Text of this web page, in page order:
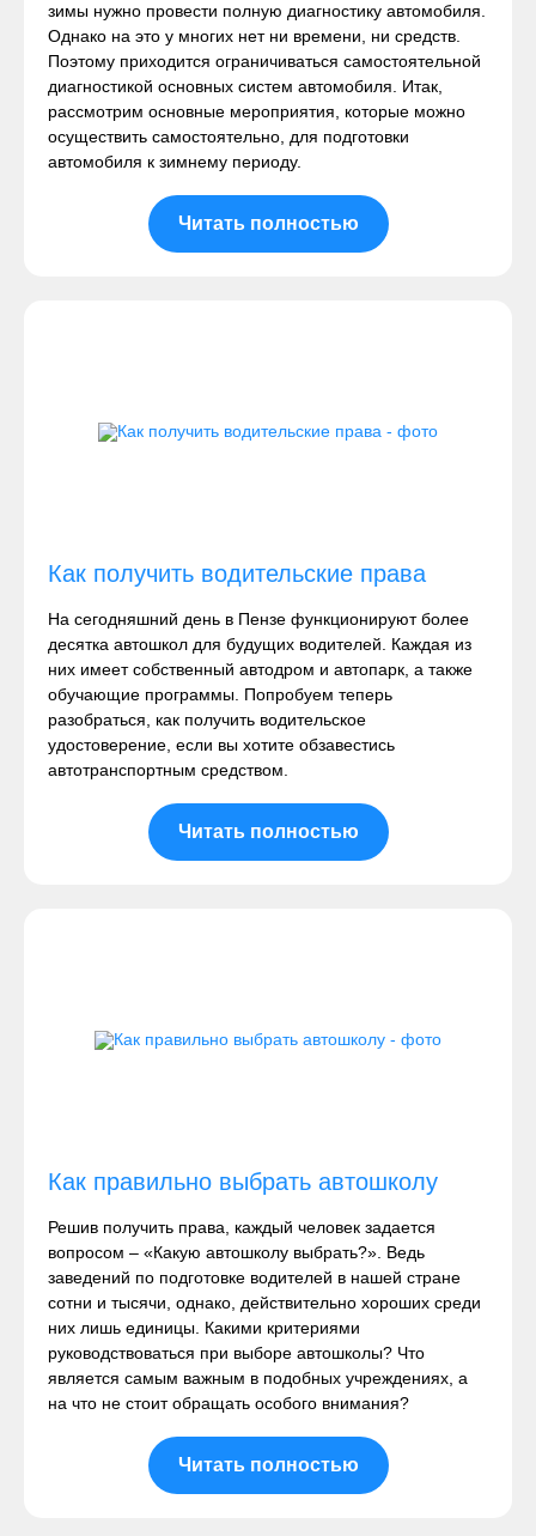
зимы нужно провести полную диагностику автомобиля.
Однако на это у многих нет ни времени, ни средств.
Поэтому приходится ограничиваться самостоятельной
диагностикой основных систем автомобиля. Итак,
рассмотрим основные мероприятия, которые можно
осуществить самостоятельно, для подготовки
автомобиля к зимнему периоду.
Читать полностью
Как получить водительские права
На сегодняшний день в Пензе функционируют более
десятка автошкол для будущих водителей. Каждая из
них имеет собственный автодром и автопарк, а также
обучающие программы. Попробуем теперь
разобраться, как получить водительское
удостоверение, если вы хотите обзавестись
автотранспортным средством.
Читать полностью
Как правильно выбрать автошколу
Решив получить права, каждый человек задается
вопросом – «Какую автошколу выбрать?». Ведь
заведений по подготовке водителей в нашей стране
сотни и тысячи, однако, действительно хороших среди
них лишь единицы. Какими критериями
руководствоваться при выборе автошколы? Что
является самым важным в подобных учреждениях, а
на что не стоит обращать особого внимания?
Читать полностью